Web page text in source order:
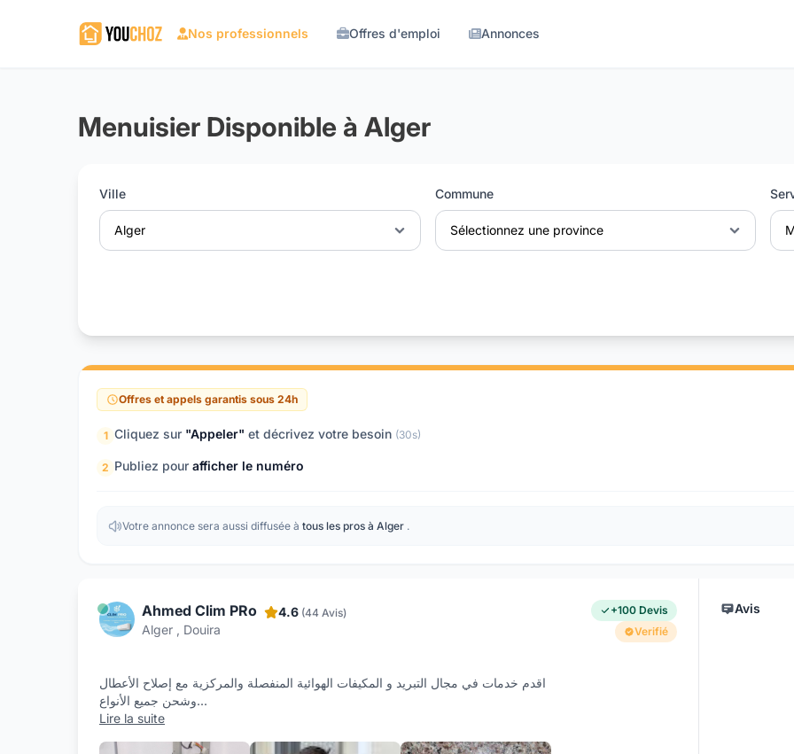
Nos professionnels Offres d'emploi Annonces
Menuisier Disponible à Alger
Ville
Alger
Commune
Sélectionnez une province
Offres et appels garantis sous 24h
1 Cliquez sur "Appeler" et décrivez votre besoin (30s)
2 Publiez pour afficher le numéro
Votre annonce sera aussi diffusée à tous les pros à Alger .
Ahmed Clim PRo
Alger , Douira
4.6 (44 Avis)
+100 Devis
Verifié
اقدم خدمات في مجال التبريد و المكيفات الھوائية المنفصلة والمركزية مع إصلاح الأعطال
وشحن جميع الأنواع...
Lire la suite
Avis